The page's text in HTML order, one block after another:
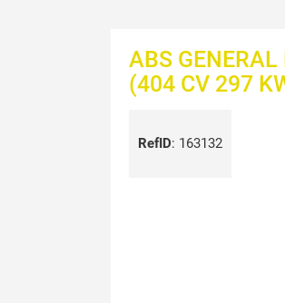
ABS GENERAL
(404 CV 297
RefID: 163132